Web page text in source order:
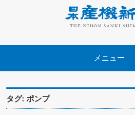
メニュー
タグ:ポンプ